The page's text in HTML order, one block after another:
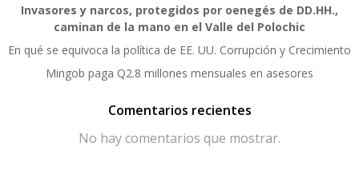
Invasores y narcos, protegidos por oenegés de DD.HH.,
caminan de la mano en el Valle del Polochic
En qué se equivoca la política de EE. UU. Corrupción y Crecimiento
Mingob paga Q2.8 millones mensuales en asesores
Comentarios recientes
No hay comentarios que mostrar.